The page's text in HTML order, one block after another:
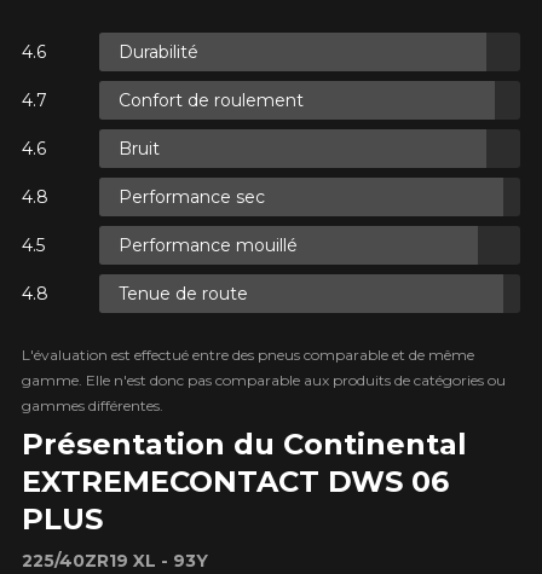
Présentation du Continental
EXTREME​CONTACT DWS 06
PLUS
225/40ZR19 XL - 93Y
Durabilité
Confort de roulement
Bruit
Performance sec
Performance mouillé
Tenue de route
L'évaluation est effectué entre des pneus comparable et de même
gamme. Elle n'est donc pas comparable aux produits de catégories ou
gammes différentes.